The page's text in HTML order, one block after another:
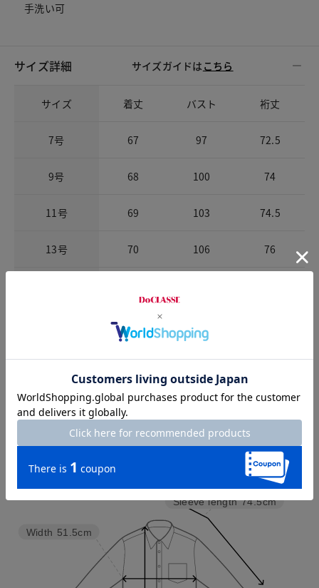
手洗い可
サイズ詳細 サイズガイドは こちら
サイズ 着丈 バスト 裄丈
7号 67 97 72.5
9号 68 100 74
11号 69 103 74.5
13号 70 106 76
チャット相談をする
Check the recommended size
Try this item on
Sleeve length 74.5cm
Width 51.5cm